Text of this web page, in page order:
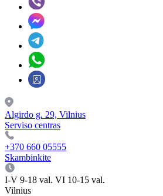
Algirdo g. 29, Vilnius
Serviso centras
+370 660 05555
Skambinkite
I-V 9-18 val. VI 10-15 val.
Vilnius